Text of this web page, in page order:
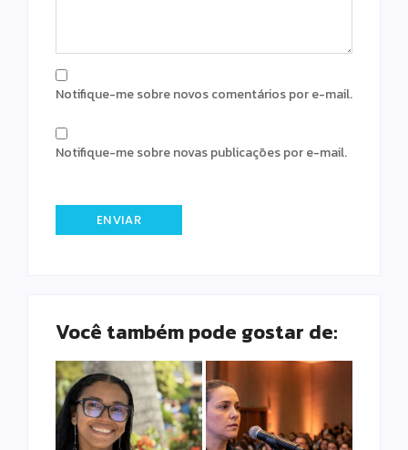
Notifique-me sobre novos comentários por e-mail.
Notifique-me sobre novas publicações por e-mail.
Você também pode gostar de: